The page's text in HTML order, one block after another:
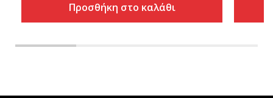
Προσθήκη στο καλάθι